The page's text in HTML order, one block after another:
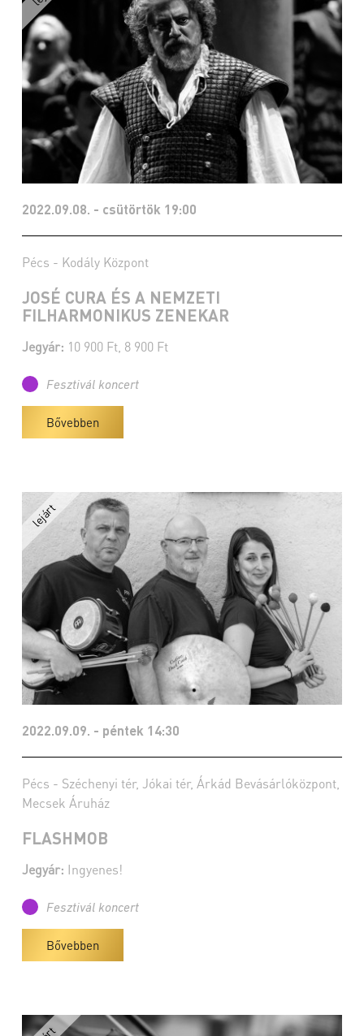
2022.09.08. - csütörtök 19:00
Pécs - Kodály Központ
JOSÉ CURA ÉS A NEMZETI
FILHARMONIKUS ZENEKAR
Jegyár: 10 900 Ft, 8 900 Ft
Fesztivál koncert
Bővebben
2022.09.09. - péntek 14:30
Pécs - Széchenyi tér, Jókai tér, Árkád Bevásárlóközpont,
Mecsek Áruház
FLASHMOB
Jegyár: Ingyenes!
Fesztivál koncert
Bővebben